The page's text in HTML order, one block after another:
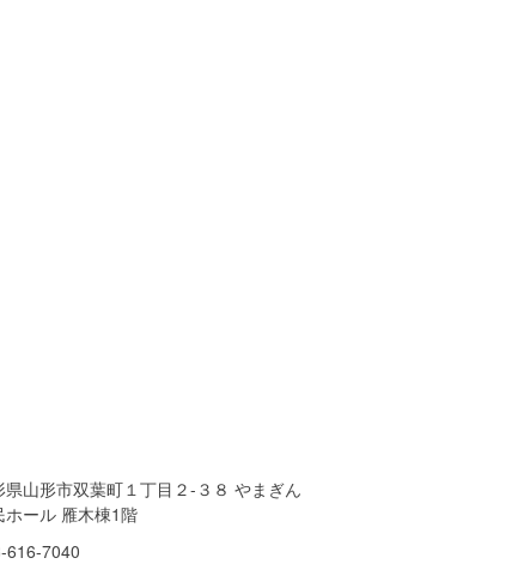
県山形市双葉町１丁目２-３８ やまぎん
ホール 雁木棟1階
616-7040